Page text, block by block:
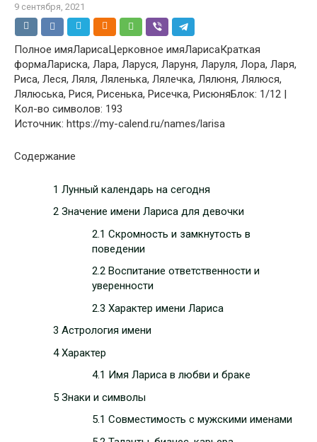
9 сентября, 2021
Полное имяЛарисаЦерковное имяЛарисаКраткая
формаЛариска, Лара, Ларуся, Ларуня, Ларуля, Лора, Ларя,
Риса, Леся, Ляля, Ляленька, Лялечка, Лялюня, Лялюся,
Лялюська, Рися, Рисенька, Рисечка, РисюняБлок: 1/12 |
Кол-во символов: 193
Источник: https://my-calend.ru/names/larisa
Содержание
1 Лунный календарь на сегодня
2 Значение имени Лариса для девочки
2.1 Скромность и замкнутость в
поведении
2.2 Воспитание ответственности и
уверенности
2.3 Характер имени Лариса
3 Астрология имени
4 Характер
4.1 Имя Лариса в любви и браке
5 Знаки и символы
5.1 Совместимость с мужскими именами